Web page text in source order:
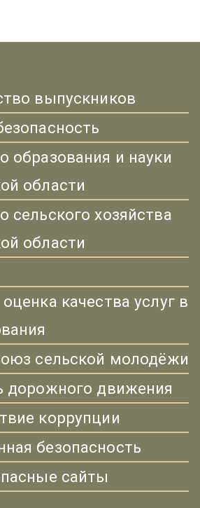
выпускников
образования и науки
области
сельского хозяйства
области
качества услуг в
сельской молодёжи
дорожного движения
коррупции
безопасность
сайты